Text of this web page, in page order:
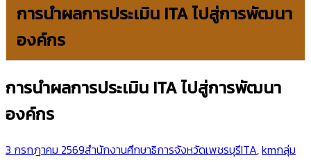
การนำผลการประเมิน ITA ไปสู่การพัฒนา
องค์กร
การนำผลการประเมิน ITA ไปสู่การพัฒนา
องค์กร
3 กรกฎาคม 2569สำนักงานศึกษาธิการจังหวัดเพชรบุรีITA,kmกลุ่ม